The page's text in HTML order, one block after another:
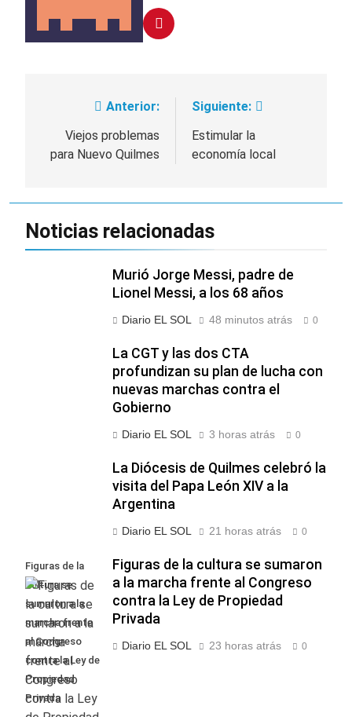
Navegación
entradas
Anterior:
Viejos problemas
para Nuevo Quilmes
Siguiente:
Estimular la
economía local
Noticias relacionadas
Murió Jorge Messi, padre de
Lionel Messi, a los 68 años
Diario EL SOL 48 minutos atrás 0
La CGT y las dos CTA
profundizan su plan de lucha con
nuevas marchas contra el
Gobierno
Diario EL SOL 3 horas atrás 0
La Diócesis de Quilmes celebró la
visita del Papa León XIV a la
Argentina
Diario EL SOL 21 horas atrás 0
Figuras de la
cultura se
sumaron a la
marcha frente
al Congreso
contra la Ley de
Propiedad
Privada
Figuras de la cultura se sumaron
a la marcha frente al Congreso
contra la Ley de Propiedad
Privada
Diario EL SOL 23 horas atrás 0